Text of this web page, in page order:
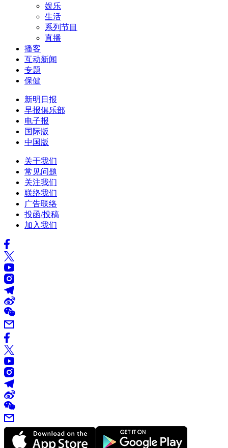
娱乐
生活
系列节目
直播
播客
互动新闻
专题
保健
新明日报
早报俱乐部
电子报
国际版
中国版
关于我们
常见问题
关注我们
联络我们
广告联络
投函/投稿
加入我们